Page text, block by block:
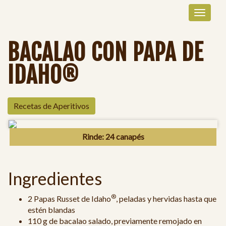
BACALAO CON PAPA DE
IDAHO®
Recetas de Aperitivos
Rinde: 24 canapés
Ingredientes
2 Papas Russet de Idaho®, peladas y hervidas hasta que
estén blandas
110 g de bacalao salado, previamente remojado en